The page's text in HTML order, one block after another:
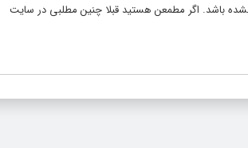
نشده باشد. اگر مطمعن هستید قبلا چنین مطلبی در سایت